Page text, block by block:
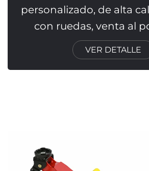
personalizado, de alta
con ruedas, venta al
VER DETALLE